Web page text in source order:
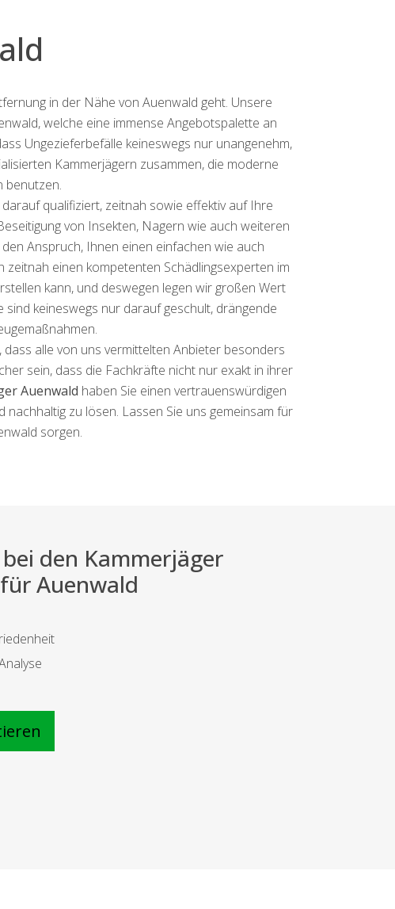
in der Nähe von Auenwald geht. Unsere
welche eine immense Angebotspalette an
Ungezieferbefälle keineswegs nur unangenehm,
Kammerjägern zusammen, die moderne
benutzen.
qualifiziert, zeitnah sowie effektiv auf Ihre
von Insekten, Nagern wie auch weiteren
Anspruch, Ihnen einen einfachen wie auch
zeitnah einen kompetenten Schädlingsexperten im
kann, und deswegen legen wir großen Wert
keineswegs nur darauf geschult, drängende
alle von uns vermittelten Anbieter besonders
sein, dass die Fachkräfte nicht nur exakt in ihrer
Auenwald haben Sie einen vertrauenswürdigen
zu lösen. Lassen Sie uns gemeinsam für
sorgen.
den Kammerjäger
Auenwald